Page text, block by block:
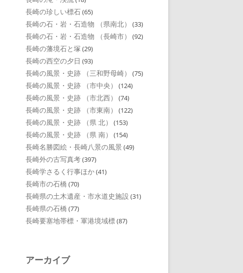
長崎の珍しい標石(65)
長崎の石・岩・石造物 （県南北） (33)
長崎の石・岩・石造物 （長崎市） (92)
長崎の藩境石と塚 (29)
長崎の西空の夕日 (93)
長崎の風景・史跡 （三和野母崎） (75)
長崎の風景・史跡 （市中央） (124)
長崎の風景・史跡 （市北西） (74)
長崎の風景・史跡 （市東南） (122)
長崎の風景・史跡 （県 北） (153)
長崎の風景・史跡 （県 南） (154)
長崎名勝図絵・長崎八景の風景 (49)
長崎外の古写真考(397)
長崎学さるく行事ほか(41)
長崎市の石橋 (70)
長崎県の土木遺産・市水道史施設 (31)
長崎県の石橋 (77)
長崎要塞地帯標・軍港境域標(87)
アーカイブ